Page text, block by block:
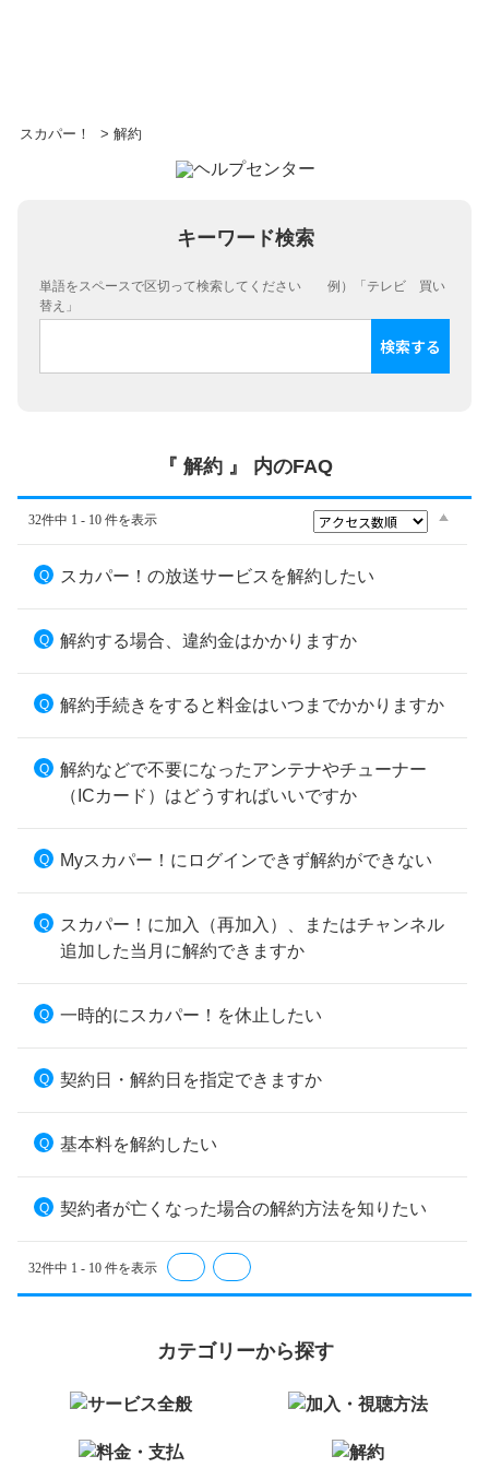
スカパー！ > 解約
キーワード検索
単語をスペースで区切って検索してください 例）「テレビ 買い
替え」
『 解約 』 内のFAQ
32件中 1 - 10 件を表示
スカパー！の放送サービスを解約したい
解約する場合、違約金はかかりますか
解約手続きをすると料金はいつまでかかりますか
解約などで不要になったアンテナやチューナー
（ICカード）はどうすればいいですか
Myスカパー！にログインできず解約ができない
スカパー！に加入（再加入）、またはチャンネル
追加した当月に解約できますか
一時的にスカパー！を休止したい
契約日・解約日を指定できますか
基本料を解約したい
契約者が亡くなった場合の解約方法を知りたい
32件中 1 - 10 件を表示
カテゴリーから探す